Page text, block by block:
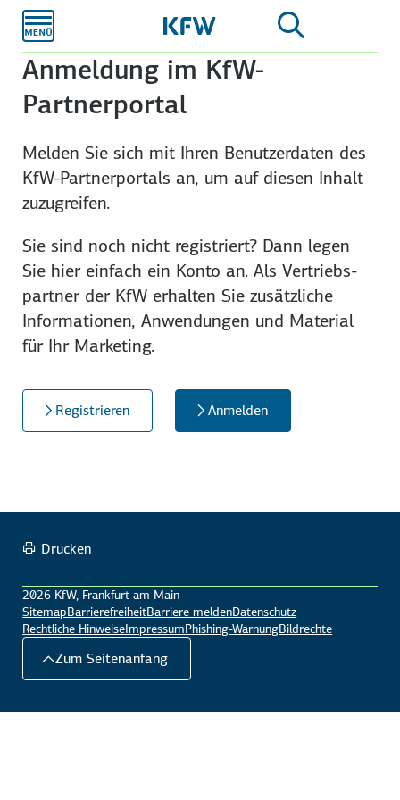
Hauptinhalt
Anmeldung im KfW-
Partnerportal
Melden Sie sich mit Ihren Benutzer­daten des
KfW-Partner­portals an, um auf diesen Inhalt
zuzu­greifen.
Sie sind noch nicht registriert? Dann legen
Sie hier einfach ein Konto an. Als Vertriebs­
partner der KfW erhalten Sie zusätzliche
Infor­mationen, An­wendungen und Material
für Ihr Marketing.
Registrieren Anmelden
Drucken
2026 KfW, Frankfurt am Main
SitemapBarrierefreiheitBarriere meldenDatenschutz
Rechtliche HinweiseImpressumPhishing-WarnungBildrechte
Zum Seitenanfang